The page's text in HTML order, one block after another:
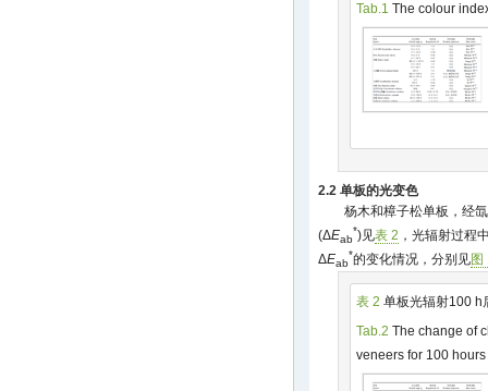
Tab.1 The colour
2.2 单板的光变色
杨木和樟子松单板，经
(ΔEab
*)见表 2 ，光辐射过程
ΔEab
*的变化情况，分别见图
表 2 单板光辐射100 h
Tab.2 The change of
veneers for 100 hours